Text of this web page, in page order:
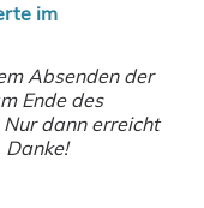
im
Absenden der
Ende des
dann erreicht
Danke!